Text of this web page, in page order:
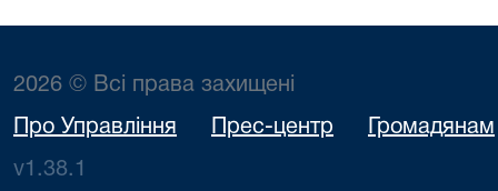
2026 © Всі права захищені
Про Управління Прес-центр Громадянам
v1.38.1